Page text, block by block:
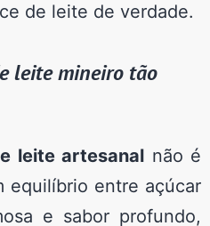
de leite de verdade.
leite mineiro tão
leite artesanal não é
equilíbrio entre açúcar
e sabor profundo,